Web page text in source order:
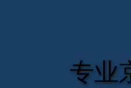
专业